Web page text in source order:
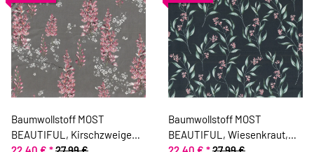
Baumwollstoff MOST
BEAUTIFUL, Kirschzweige
Baumwollstoff MOST
BEAUTIFUL, Wiesenkraut,